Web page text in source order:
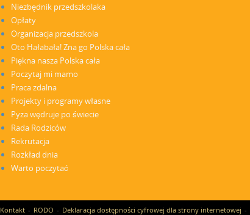
Niezbędnik przedszkolaka
Opłaty
Organizacja przedszkola
Oto Hałabała! Zna go Polska cała
Piękna nasza Polska cała
Poczytaj mi mamo
Praca zdalna
Projekty i programy własne
Pyza wędruje po świecie
Rada Rodziców
Rekrutacja
Rozkład dnia
Warto poczytać
Kontakt RODO Deklaracja dostępności cyfrowej dla strony internetowej